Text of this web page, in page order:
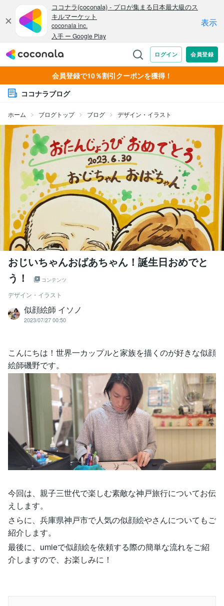
会員登録で10％割引クーポンを獲得！
ココナラブログ
ホーム ブログトップ ブログ デザイン・イラスト
おじいちゃんおばあちゃん！誕生日おめでと
う！
コンテンツ
デザイン・イラスト
似顔絵師 イソノ
2023/07/27 00:50
こんにちは！世界一カップルと家族を描くのが好きな似顔
絵師磯野です。
今回は、親子三世代で楽しむ素敵な神戸旅行についてお伝
えします。
さらに、兵庫県神戸市で人気の似顔絵やさんについてもご
紹介します。
最後に、umieで似顔絵を依頼する際の簡単な流れをご紹
介しますので、お楽しみに！